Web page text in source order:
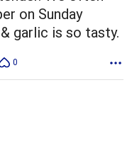
on Sunday
garlic is so tasty.
0